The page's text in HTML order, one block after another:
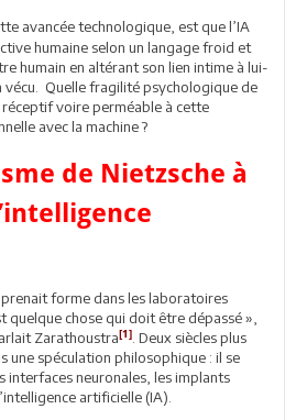
avancée technologique, est que l’IA
humaine selon un langage froid et
humain en altérant son lien intime à lui-
vécu. Quelle fragilité psychologique de
voire perméable à cette
avec la machine ?
de Nietzsche à
forme dans les laboratoires
quelque chose qui doit être dépassé »,
Zarathoustra[1] . Deux siècles plus
une spéculation philosophique : il se
interfaces neuronales, les implants
artificielle (IA).